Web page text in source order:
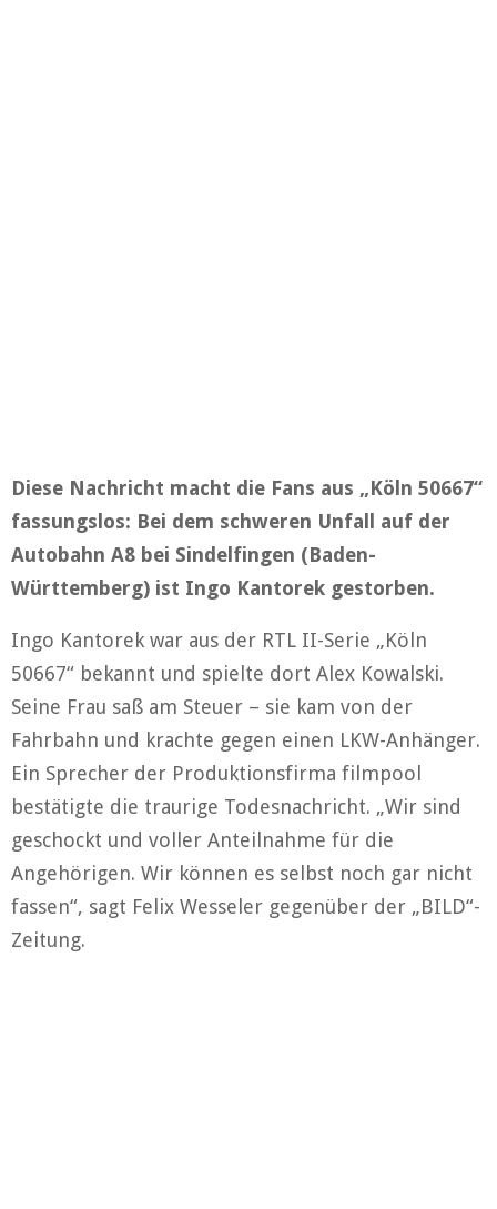
Diese Nachricht macht die Fans aus „Köln 50667“
fassungslos: Bei dem schweren Unfall auf der
Autobahn A8 bei Sindelfingen (Baden-
Württemberg) ist Ingo Kantorek gestorben.
Ingo Kantorek war aus der RTL II-Serie „Köln
50667“ bekannt und spielte dort Alex Kowalski.
Seine Frau saß am Steuer – sie kam von der
Fahrbahn und krachte gegen einen LKW-Anhänger.
Ein Sprecher der Produktionsfirma filmpool
bestätigte die traurige Todesnachricht. „Wir sind
geschockt und voller Anteilnahme für die
Angehörigen. Wir können es selbst noch gar nicht
fassen“, sagt Felix Wesseler gegenüber der „BILD“-
Zeitung.